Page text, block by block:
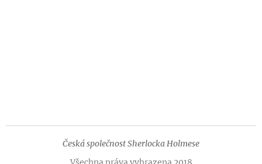
Česká společnost Sherlocka Holmese